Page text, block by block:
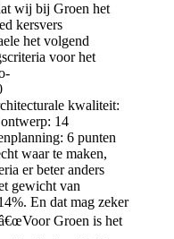
wij bij Groen het
kersvers
het volgend
voor het
kwaliteit:
14
6 punten
waar te maken,
er beter anders
gewicht van
En dat mag zeker
Groen is het